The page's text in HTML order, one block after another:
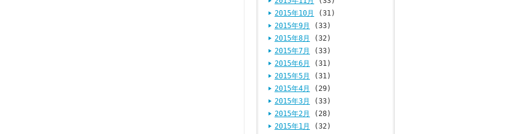
2015年10月
(31)
2015年9月
(33)
2015年8月
(32)
2015年7月
(33)
2015年6月
(31)
2015年5月
(31)
2015年4月
(29)
2015年3月
(33)
2015年2月
(28)
2015年1月
(32)